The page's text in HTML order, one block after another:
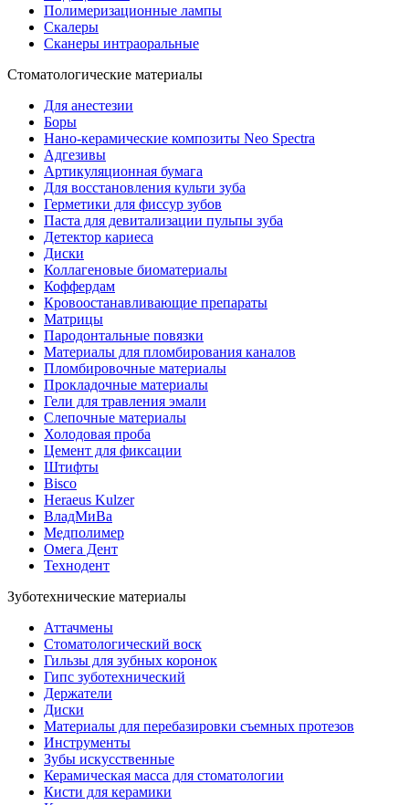
Полимеризационные лампы
Скалеры
Сканеры интраоральные
Стоматологические материалы
Для анестезии
Боры
Нано-керамические композиты Neo Spectra
Адгезивы
Артикуляционная бумага
Для восстановления культи зуба
Герметики для фиссур зубов
Паста для девитализации пульпы зуба
Детектор кариеса
Диски
Коллагеновые биоматериалы
Коффердам
Кровоостанавливающие препараты
Матрицы
Пародонтальные повязки
Материалы для пломбирования каналов
Пломбировочные материалы
Прокладочные материалы
Гели для травления эмали
Слепочные материалы
Холодовая проба
Цемент для фиксации
Штифты
Bisco
Heraeus Kulzer
ВладМиВа
Медполимер
Омега Дент
Технодент
Зуботехнические материалы
Аттачмены
Стоматологический воск
Гильзы для зубных коронок
Гипс зуботехнический
Держатели
Диски
Материалы для перебазировки съемных протезов
Инструменты
Зубы искусственные
Керамическая масса для стоматологии
Кисти для керамики